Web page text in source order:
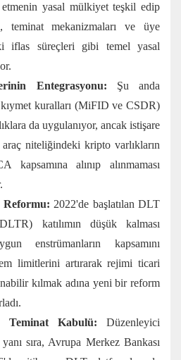
yasal mülkiyet teşkil edip
teminat mekanizmaları ve üye
iflas süreçleri gibi temel yasal
Entegrasyonu: Şu anda
kuralları (MiFID ve CSDR)
da uygulanıyor, ancak istişare
niteliğindeki kripto varlıkların
kapsamına alınıp alınmaması
2022'de başlatılan DLT
katılımın düşük kalması
enstrümanların kapsamını
limitlerini artırarak rejimi ticari
kılmak adına yeni bir reform
Teminat Kabulü: Düzenleyici
yanı sıra, Avrupa Merkez Bankası